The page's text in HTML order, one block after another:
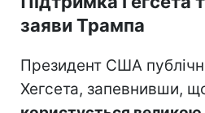
заяви Трампа
Президент США
Хегсета, запевнивши,